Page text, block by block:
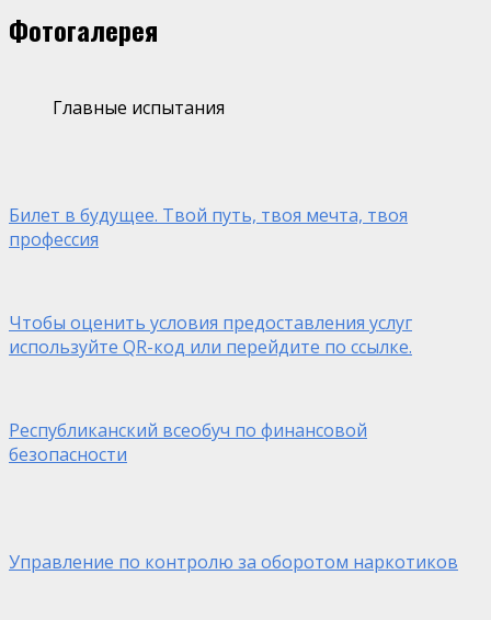
Фотогалерея
Главные испытания
Билет в будущее. Твой путь, твоя мечта, твоя
профессия
Чтобы оценить условия предоставления услуг
используйте QR-код или перейдите по ссылке.
Республиканский всеобуч по финансовой
безопасности
Управление по контролю за оборотом наркотиков